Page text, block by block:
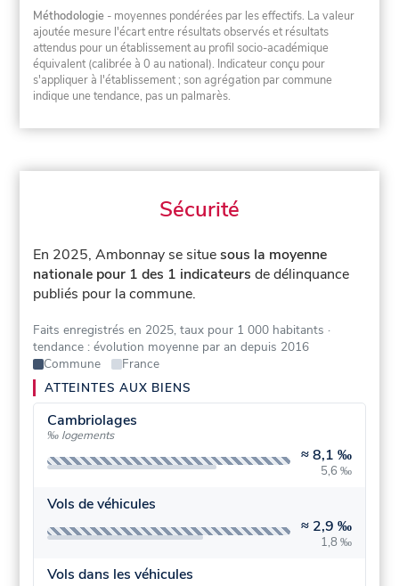
Méthodologie - moyennes pondérées par les effectifs. La valeur
ajoutée mesure l'écart entre résultats observés et résultats
attendus pour un établissement au profil socio-académique
équivalent (calibrée à 0 au national). Indicateur conçu pour
s'appliquer à l'établissement ; son agrégation par commune
indique une tendance, pas un palmarès.
Sécurité
En 2025, Ambonnay se situesous la moyenne
nationale pour 1 des 1 indicateurs de délinquance
publiés pour la commune.
Faits enregistrés en 2025, taux pour 1 000 habitants ·
tendance : évolution moyenne par an depuis 2016
Commune
France
ATTEINTES AUX BIENS
Cambriolages
‰ logements
≈8,1 ‰
5,6 ‰
Vols de véhicules
≈ 2,9 ‰
1,8 ‰
Vols dans les véhicules